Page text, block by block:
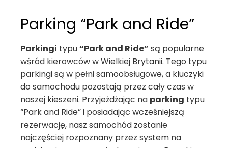
Parking “Park and Ride”
Parkingi typu“Park and Ride” są popularne
wśród kierowców w Wielkiej Brytanii. Tego typu
parkingi są w pełni samoobsługowe, a kluczyki
do samochodu pozostają przez cały czas w
naszej kieszeni. Przyjeżdżając na parking typu
“Park and Ride” i posiadając wcześniejszą
rezerwację, nasz samochód zostanie
najczęściej rozpoznany przez system na